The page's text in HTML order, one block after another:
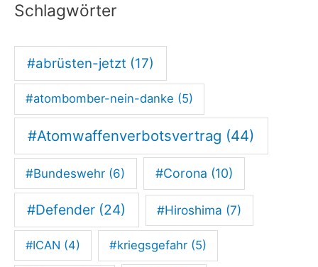
Schlagwörter
#abrüsten-jetzt (17)
#atombomber-nein-danke (5)
#Atomwaffenverbotsvertrag (44)
#Bundeswehr (6) #Corona (10)
#Defender (24) #Hiroshima (7)
#ICAN (4) #kriegsgefahr(5)